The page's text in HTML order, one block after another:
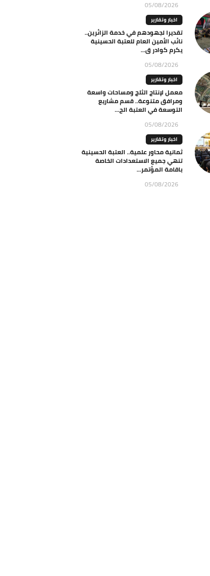
05/08/2026
اخبار وتقارير
تقديرا لجهودهم في خدمة الزائرين..
نائب الأمين العام للعتبة الحسينية
يكرم كوادر ق...
05/08/2026
اخبار وتقارير
معمل لإنتاج الثلج ومساحات واسعة
ومرافق متنوعة.. قسم مشاريع
التوسعة في العتبة الح...
05/08/2026
اخبار وتقارير
ثمانية محاور علمية.. العتبة الحسينية
تنهي جميع الاستعدادات الخاصة
باقامة المؤتمر...
05/08/2026